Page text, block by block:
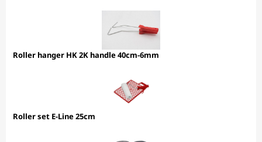
Roller hanger HK 2K handle 40cm-6mm
Roller set E-Line 25cm